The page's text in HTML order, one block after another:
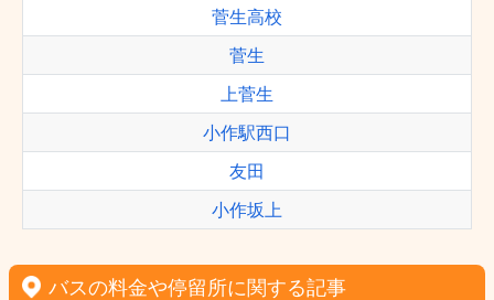
菅生高校
菅生
上菅生
小作駅西口
友田
小作坂上
バスの料金や停留所に関する記事